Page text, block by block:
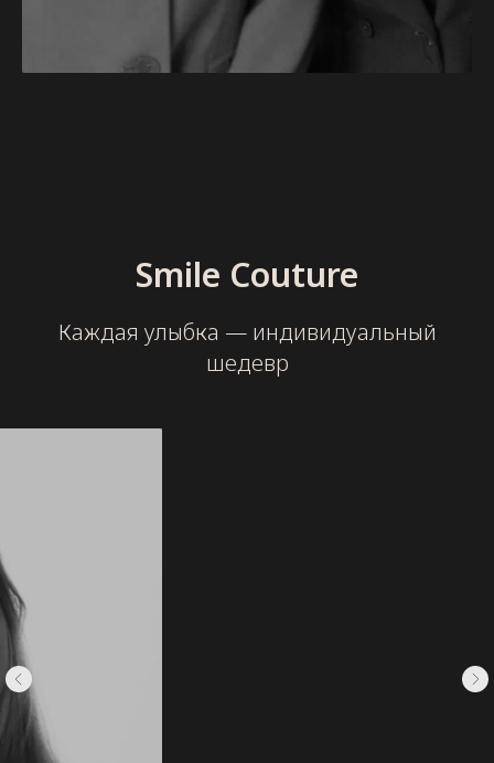
Smile Couture
Каждая улыбка — индивидуальный
шедевр